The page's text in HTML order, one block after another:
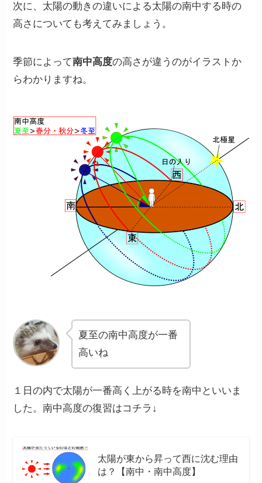
次に、太陽の動きの違いによる太陽の南中する時の
高さについても考えてみましょう。
季節によって南中高度の高さが違うのがイラストか
らわかりますね。
夏至の南中高度が一番
高いね
１日の内で太陽が一番高く上がる時を南中といいま
した。南中高度の復習はコチラ↓
太陽が東から昇って西に沈む理由
は？【南中・南中高度】